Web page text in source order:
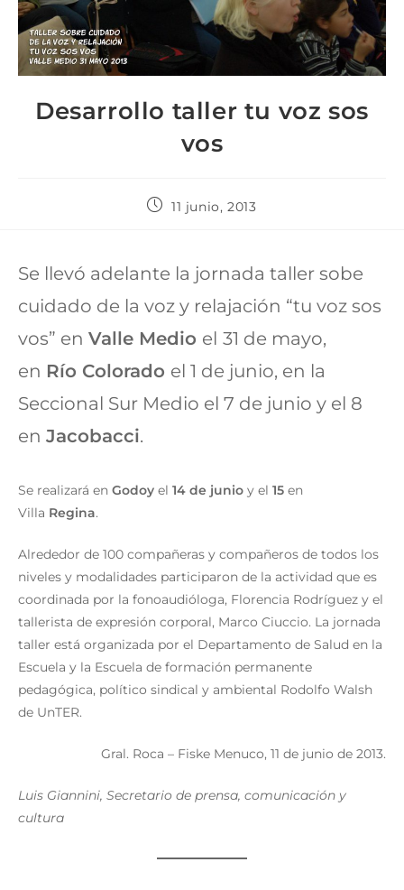
Desarrollo taller tu voz sos
vos
11 junio, 2013
Se llevó adelante la jornada taller sobe
cuidado de la voz y relajación “tu voz sos
vos” en Valle Medio el 31 de mayo,
en Río Colorado el 1 de junio, en la
Seccional Sur Medio el 7 de junio y el 8
en Jacobacci.
Se realizará en Godoy el 14 de junio y el 15 en
Villa Regina.
Alrededor de 100 compañeras y compañeros de todos los
niveles y modalidades participaron de la actividad que es
coordinada por la fonoaudióloga, Florencia Rodríguez y el
tallerista de expresión corporal, Marco Ciuccio. La jornada
taller está organizada por el Departamento de Salud en la
Escuela y la Escuela de formación permanente
pedagógica, político sindical y ambiental Rodolfo Walsh
de UnTER.
Gral. Roca – Fiske Menuco, 11 de junio de 2013.
Luis Giannini, Secretario de prensa, comunicación y
cultura